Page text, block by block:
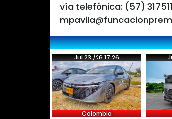
vía telefónica: (57)
Jul 23 /26 17:26
Colombia